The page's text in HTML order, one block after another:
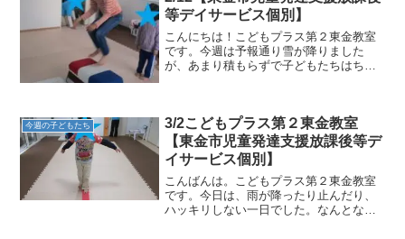
等デイサービス個別】
こんにちは！こどもプラス第２東金教室
です。今週は予報通り雪が降りました
が、あまり積もらずで子どもたちはちょ
箱へカンガルージャンプ乗り...
今週の子どもたち
3/2こどもプラス第２東金教室
【東金市児童発達支援放課後等デ
イサービス個別】
こんばんは。こどもプラス第２東金教室
です。今日は、雨が降ったり止んだり、
ハッキリしない一日でした。なんとなく